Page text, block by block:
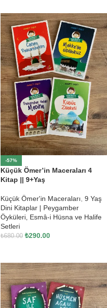
-57%
Küçük Ömer’in Maceraları 4
Kitap || 9+Yaş
Küçük Ömer'in Maceraları 9 Yaş
Dini Kitaplar | Peygamber
Öyküleri, Esmâ-i Hüsna ve Halife
Setleri
₺680.00 ₺290.00